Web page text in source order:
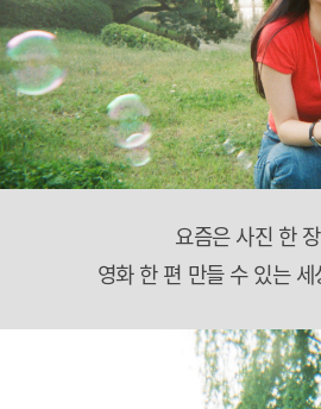
요즘은 사진 한
영화 한 편 만들 수 있는